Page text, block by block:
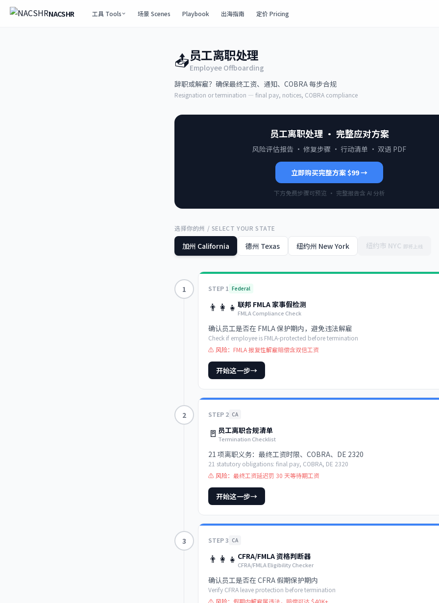
NACSHR 工具 Tools 场景 Scenes Playbook 出海指南 定价 Pricing
📤员工离职处理
Employee Offboarding
辞职或解雇？确保最终工资、通知、COBRA 每步合规
Resignation or termination — final pay, notices, COBRA compliance
员工离职处理 · 完整应对方案
风险评估报告 · 修复步骤 · 行动清单 · 双语 PDF
立即购买完整方案 $99 →
下方免费步骤可预览 · 完整报告含 AI 分析
选择你的州 / SELECT YOUR STATE
加州 California 德州 Texas 纽约州 New York 纽约市 NYC 即将上线
1 STEP 1 Federal
👨‍👩‍👧 联邦 FMLA 家事假检测
FMLA Compliance Check
确认员工是否在 FMLA 保护期内，避免违法解雇
Check if employee is FMLA-protected before termination
⚠ 风险： FMLA 报复性解雇赔偿含双倍工资
开始这一步→
2 STEP 2 CA
🚪 员工离职合规清单
Termination Checklist
21 项离职义务：最终工资时限、COBRA、DE 2320
21 statutory obligations: final pay, COBRA, DE 2320
⚠ 风险： 最终工资延迟罚 30 天等待期工资
开始这一步→
3 STEP3 CA
👨‍👩‍👧 CFRA/FMLA 资格判断器
CFRA/FMLA Eligibility Checker
确认员工是否在 CFRA 假期保护期内
Verify CFRA leave protection before termination
⚠ 风险： 假期内解雇属违法，赔偿可达 $40K+